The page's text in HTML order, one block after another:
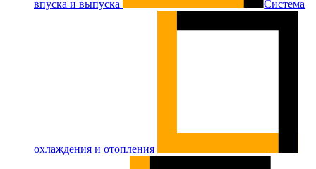
впуска и выпуска Система
охлаждения и отопления